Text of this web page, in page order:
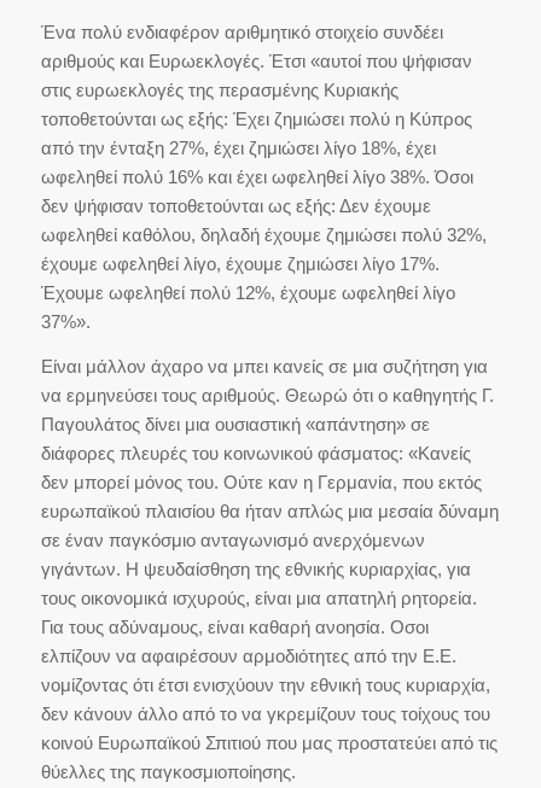
Ένα πολύ ενδιαφέρον αριθμητικό στοιχείο συνδέει
αριθμούς και Ευρωεκλογές. Έτσι «αυτοί που ψήφισαν
στις ευρωεκλογές της περασμένης Κυριακής
τοποθετούνται ως εξής: Έχει ζημιώσει πολύ η Κύπρος
από την ένταξη 27%, έχει ζημιώσει λίγο 18%, έχει
ωφεληθεί πολύ 16% και έχει ωφεληθεί λίγο 38%. Όσοι
δεν ψήφισαν τοποθετούνται ως εξής: Δεν έχουμε
ωφεληθεί καθόλου, δηλαδή έχουμε ζημιώσει πολύ 32%,
έχουμε ωφεληθεί λίγο, έχουμε ζημιώσει λίγο 17%.
Έχουμε ωφεληθεί πολύ 12%, έχουμε ωφεληθεί λίγο
37%».
Είναι μάλλον άχαρο να μπει κανείς σε μια συζήτηση για
να ερμηνεύσει τους αριθμούς. Θεωρώ ότι ο καθηγητής Γ.
Παγουλάτος δίνει μια ουσιαστική «απάντηση» σε
διάφορες πλευρές του κοινωνικού φάσματος: «Κανείς
δεν μπορεί μόνος του. Ούτε καν η Γερμανία, που εκτός
ευρωπαϊκού πλαισίου θα ήταν απλώς μια μεσαία δύναμη
σε έναν παγκόσμιο ανταγωνισμό ανερχόμενων
γιγάντων. Η ψευδαίσθηση της εθνικής κυριαρχίας, για
τους οικονομικά ισχυρούς, είναι μια απατηλή ρητορεία.
Για τους αδύναμους, είναι καθαρή ανοησία. Οσοι
ελπίζουν να αφαιρέσουν αρμοδιότητες από την Ε.Ε.
νομίζοντας ότι έτσι ενισχύουν την εθνική τους κυριαρχία,
δεν κάνουν άλλο από το να γκρεμίζουν τους τοίχους του
κοινού Ευρωπαϊκού Σπιτιού που μας προστατεύει από τις
θύελλες της παγκοσμιοποίησης.